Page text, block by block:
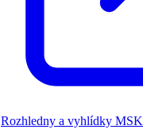
Rozhledny a vyhlídky MSK